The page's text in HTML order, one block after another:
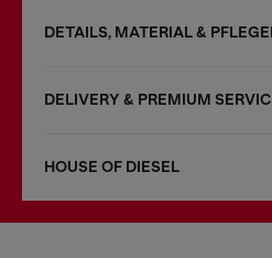
DETAILS, MATERIAL &
DELIVERY & PREMIUM
HOUSE OF DIESEL